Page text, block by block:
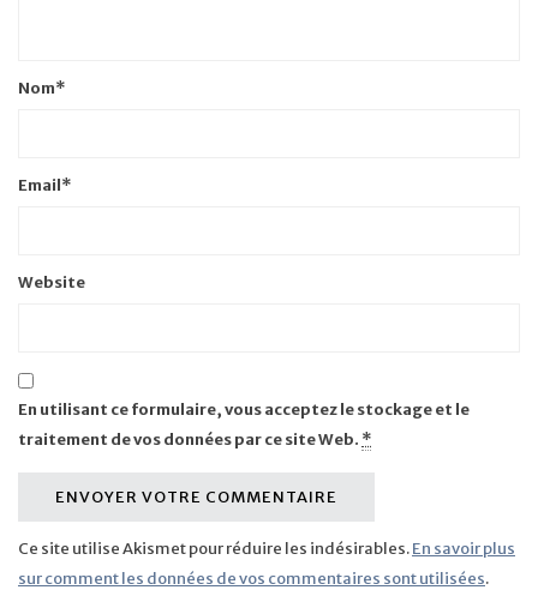
Nom*
Email*
Website
En utilisant ce formulaire, vous acceptez le stockage et le
traitement de vos données par ce site Web. *
Ce site utilise Akismet pour réduire les indésirables.En savoir plus
sur comment les données de vos commentaires sont utilisées.